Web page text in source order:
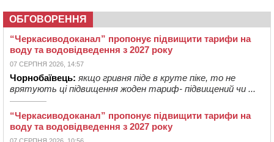
ОБГОВОРЕННЯ
“Черкасиводоканал” пропонує підвищити тарифи на
воду та водовідведення з 2027 року
07 СЕРПНЯ 2026, 14:57
Чорнобаївець: якщо гривня піде в круте піке, то не
врятують ці підвищення жоден тариф- підвищений чи ...
“Черкасиводоканал” пропонує підвищити тарифи на
воду та водовідведення з 2027 року